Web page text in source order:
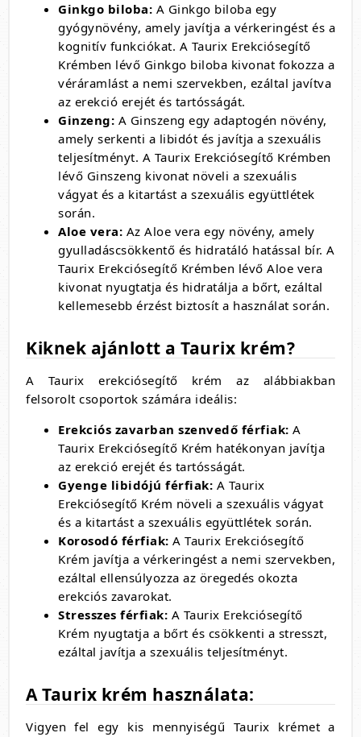
Ginkgo biloba: A Ginkgo biloba egy
gyógynövény, amely javítja a vérkeringést és a
kognitív funkciókat. A Taurix Erekciósegítő
Krémben lévő Ginkgo biloba kivonat fokozza a
véráramlást a nemi szervekben, ezáltal javítva
az erekció erejét és tartósságát.
Ginzeng: A Ginszeng egy adaptogén növény,
amely serkenti a libidót és javítja a szexuális
teljesítményt. A Taurix Erekciósegítő Krémben
lévő Ginszeng kivonat növeli a szexuális
vágyat és a kitartást a szexuális együttlétek
során.
Aloe vera: Az Aloe vera egy növény, amely
gyulladáscsökkentő és hidratáló hatással bír. A
Taurix Erekciósegítő Krémben lévő Aloe vera
kivonat nyugtatja és hidratálja a bőrt, ezáltal
kellemesebb érzést biztosít a használat során.
Kiknek ajánlott a Taurix krém?
A Taurix erekciósegítő krém az alábbiakban
felsorolt csoportok számára ideális:
Erekciós zavarban szenvedő férfiak: A
Taurix Erekciósegítő Krém hatékonyan javítja
az erekció erejét és tartósságát.
Gyenge libidójú férfiak: A Taurix
Erekciósegítő Krém növeli a szexuális vágyat
és a kitartást a szexuális együttlétek során.
Korosodó férfiak: A Taurix Erekciósegítő
Krém javítja a vérkeringést a nemi szervekben,
ezáltal ellensúlyozza az öregedés okozta
erekciós zavarokat.
Stresszes férfiak: A Taurix Erekciósegítő
Krém nyugtatja a bőrt és csökkenti a stresszt,
ezáltal javítja a szexuális teljesítményt.
A Taurix krém használata:
Vigyen fel egy kis mennyiségű Taurix krémet a